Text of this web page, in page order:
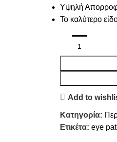
Υψηλή
Το καλύτερο
Add to
Κατηγορία:
Ετικέτα: eye